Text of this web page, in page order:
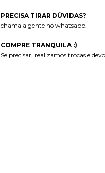
PRECISA TIRAR DÚVIDAS?
chama a gente no whatsapp.
COMPRE TRANQUILA :)
Se precisar, realizamos trocas e